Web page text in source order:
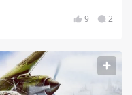
9 2